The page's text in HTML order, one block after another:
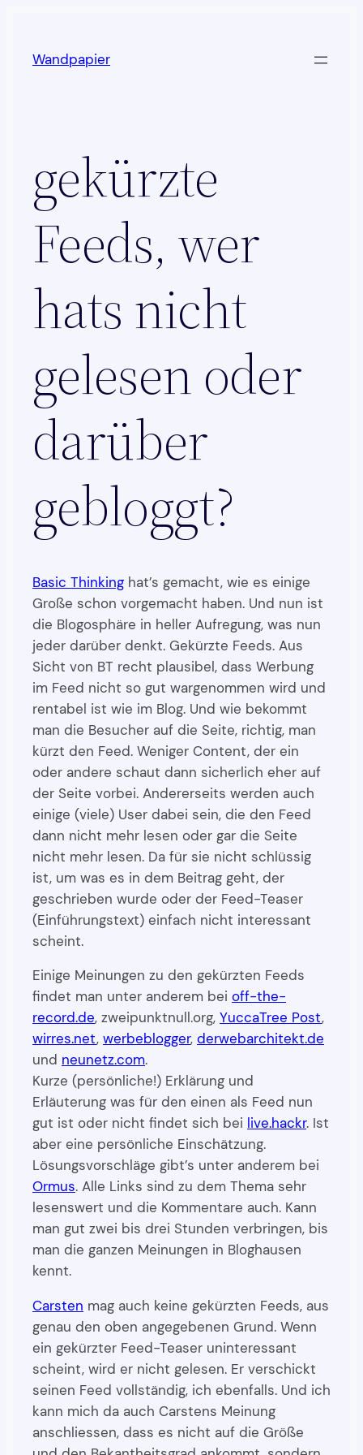
springen
Wandpapier
gekürzte
Feeds, wer
hats nicht
gelesen oder
darüber
gebloggt?
Basic Thinking hat’s gemacht, wie es einige
Große schon vorgemacht haben. Und nun ist
die Blogosphäre in heller Aufregung, was nun
jeder darüber denkt. Gekürzte Feeds. Aus
Sicht von BT recht plausibel, dass Werbung
im Feed nicht so gut wargenommen wird und
rentabel ist wie im Blog. Und wie bekommt
man die Besucher auf die Seite, richtig, man
kürzt den Feed. Weniger Content, der ein
oder andere schaut dann sicherlich eher auf
der Seite vorbei. Andererseits werden auch
einige (viele) User dabei sein, die den Feed
dann nicht mehr lesen oder gar die Seite
nicht mehr lesen. Da für sie nicht schlüssig
ist, um was es in dem Beitrag geht, der
geschrieben wurde oder der Feed-Teaser
(Einführungstext) einfach nicht interessant
scheint.
Einige Meinungen zu den gekürzten Feeds
findet man unter anderem bei off-the-
record.de, zweipunktnull.org, YuccaTree Post,
wirres.net, werbeblogger, derwebarchitekt.de
und neunetz.com.
Kurze (persönliche!) Erklärung und
Erläuterung was für den einen als Feed nun
gut ist oder nicht findet sich bei live.hackr. Ist
aber eine persönliche Einschätzung.
Lösungsvorschläge gibt’s unter anderem bei
Ormus. Alle Links sind zu dem Thema sehr
lesenswert und die Kommentare auch. Kann
man gut zwei bis drei Stunden verbringen, bis
man die ganzen Meinungen in Bloghausen
kennt.
Carsten mag auch keine gekürzten Feeds, aus
genau den oben angegebenen Grund. Wenn
ein gekürzter Feed-Teaser uninteressant
scheint, wird er nicht gelesen. Er verschickt
seinen Feed vollständig, ich ebenfalls. Und ich
kann mich da auch Carstens Meinung
anschliessen, dass es nicht auf die Größe